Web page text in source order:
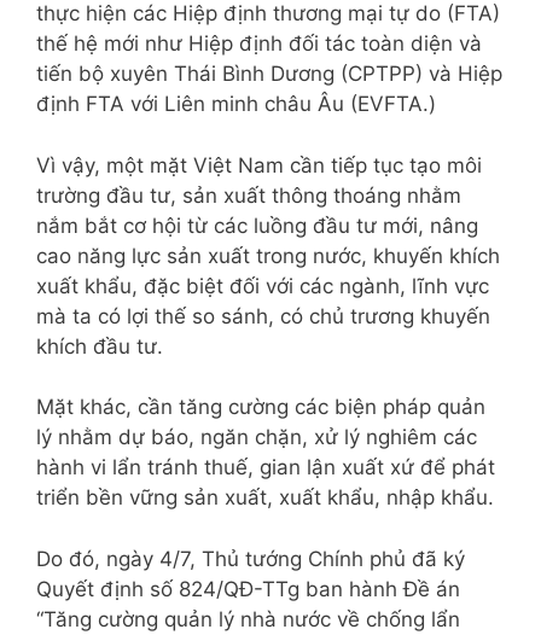
thực hiện các Hiệp định thương mại tự do (FTA)
thế hệ mới như Hiệp định đối tác toàn diện và
tiến bộ xuyên Thái Bình Dương (CPTPP) và Hiệp
định FTA với Liên minh châu Âu (EVFTA.)
Vì vậy, một mặt Việt Nam cần tiếp tục tạo môi
trường đầu tư, sản xuất thông thoáng nhằm
nắm bắt cơ hội từ các luồng đầu tư mới, nâng
cao năng lực sản xuất trong nước, khuyến khích
xuất khẩu, đặc biệt đối với các ngành, lĩnh vực
mà ta có lợi thế so sánh, có chủ trương khuyến
khích đầu tư.
Mặt khác, cần tăng cường các biện pháp quản
lý nhằm dự báo, ngăn chặn, xử lý nghiêm các
hành vi lẩn tránh thuế, gian lận xuất xứ để phát
triển bền vững sản xuất, xuất khẩu, nhập khẩu.
Do đó, ngày 4/7, Thủ tướng Chính phủ đã ký
Quyết định số 824/QĐ-TTg ban hành Đề án
“Tăng cường quản lý nhà nước về chống lẩn